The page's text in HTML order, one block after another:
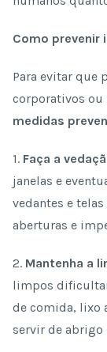
Como prevenir
Para evitar que
corporativos ou
medidas
1. Faça a
janelas e
vedantes e
aberturas e
2. Mantenha a
limpos
de comida, lixo
servir de abrigo